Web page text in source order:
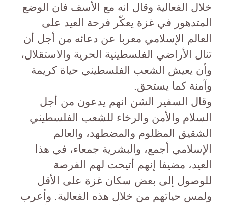
خلال الفعالية وقال انه مع الأسف فان الوضع
المتدهور في غزة يعكّر فرحة العيد على
العالم الإسلامي معربا عن دعائه من أجل أن
تنال الأراضي الفلسطينية الحرية والاستقلال،
وأن يعيش الشعب الفلسطيني حياة كريمة
وآمنة كما يستحق.
وقال السفير الشن انهم يدعون من أجل
السلام والأمن والرخاء للشعب الفلسطيني
الشقيق المظلوم والمضطهد، والعالم
الإسلامي أجمع، والبشرية جمعاء، في هذا
العيد، مضيفا إنهم أتيحت لهم الفرصة
للوصول إلى بعض سكان غزة على الأقل
ولمس حياتهم من خلال هذه الفعالية. وأعرب